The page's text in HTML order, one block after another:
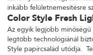
inkább felületnemesítésre
Color Style Fresh
Az egyik legjobb minőségű
legtöbb technológiánál
Style papírcsalád utódja.